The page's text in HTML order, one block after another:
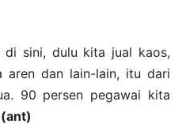
di sini, dulu kita jual kaos,
aren dan lain-lain, itu dari
90 persen pegawai kita
(ant)